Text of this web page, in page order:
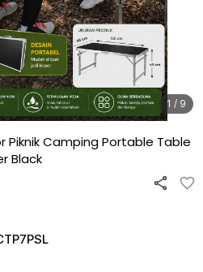
1 / 9
Piknik Camping Portable Table
Black